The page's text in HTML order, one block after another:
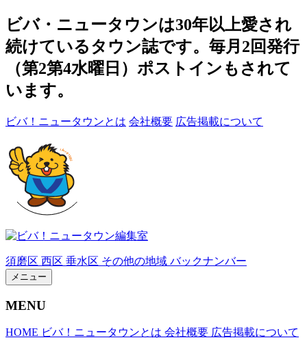
ビバ・ニュータウンは30年以上愛され
続けているタウン誌です。毎月2回発行
（第2第4水曜日）ポストインもされて
います。
ビバ！ニュータウンとは 会社概要 広告掲載について
須磨区 西区 垂水区 その他の地域 バックナンバー
メニュー
MENU
HOME ビバ！ニュータウンとは 会社概要 広告掲載について